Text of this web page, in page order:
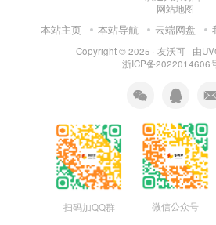
网站地图
本站主页 本站导航 云端网盘
Copyright © 2025 · 友沃可 · 由
浙ICP备2022014606
扫码加QQ群 微信公众号